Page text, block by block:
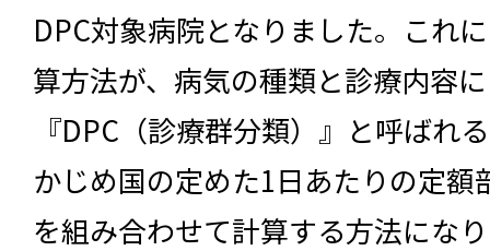
DPC対象病院となりました。これ
算方法が、病気の種類と診療内容
『DPC（診療群分類）』と呼ばれ
かじめ国の定めた1日あたりの定額
を組み合わせて計算する方法にな